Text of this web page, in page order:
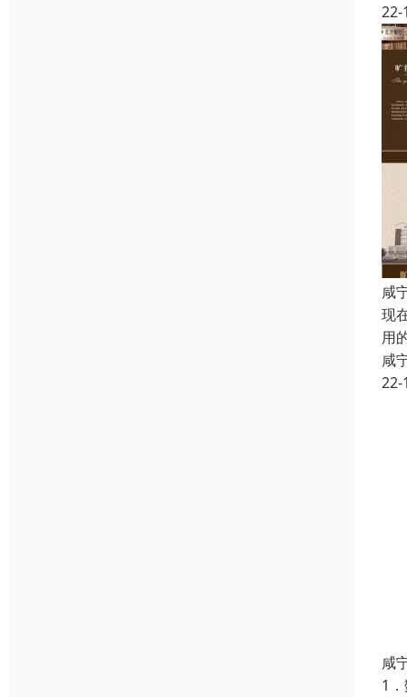
22-
咸
现
用
咸
22-
咸
1